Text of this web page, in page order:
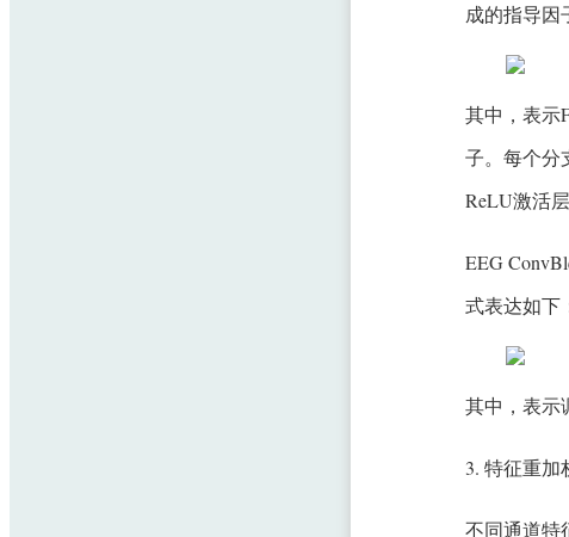
成的指导因
其中，表示
子。每个分
ReLU激活
EEG
式表达如下
其中，表示
3. 特征重加
不同通道特